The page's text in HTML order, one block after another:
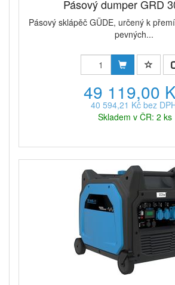
Pásový dumper GRD
Pásový sklápěč GÜDE, určený k
pevných...
49 119,00
40 594,21 Kč bez
Skladem v ČR: 2 ks